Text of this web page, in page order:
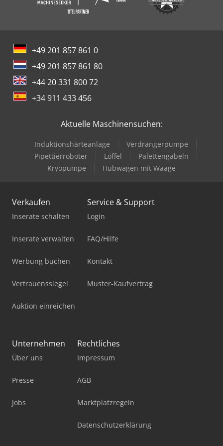
LKW finden Sie auf unserer Homepage unter Wir sprechen
folgende Sprachen: Deutsch, Englisch, Polnisch, Türkisch
Beschaffenheit und Eignung beim Käufer keine falschen
Vorstellungen entstehen. Besichtigung und Prüfungen
sind jederzeit nach Terminabsprache möglich und
ausdrücklich erwünscht. Alle Angaben sind ohne Gewähr.
Für Irrtümer und fehlerhafte Angaben im Angebot wird
nicht gehaftet. Der Käufer ist verpflichtet sich
/Fahrzeuge zu überzeugen. Änderungen, Zwischenverkauf
und Irrtümer vorbehalten. - .
+49 201 857 861 0
+49 201 857 861 80
+44 20 331 800 72
+34 911 433 456
Aktuelle Maschinensuchen:
Induktionshärteanlage
Verdrängerpumpe
Pipettierroboter
Löffel
Palettengabeln
Kryopumpe
Hubwagen mit Waage
Verkaufen
Inserate schalten
Inserate verwalten
Werbung buchen
Vertrauenssiegel
Auktion einreichen
Service & Support
Login
FAQ/Hilfe
Kontakt
Muster-Kaufvertrag
Unternehmen
Über uns
Presse
Jobs
Rechtliches
Impressum
AGB
Marktplatzregeln
Datenschutzerklärung